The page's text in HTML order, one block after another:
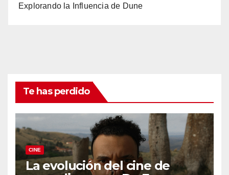
Explorando la Influencia de Dune
Te has perdido
CINE
La evolución del cine de